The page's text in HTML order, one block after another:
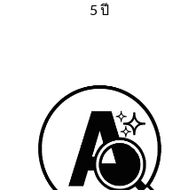
5 ปี